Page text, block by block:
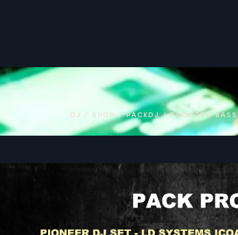
DJ / SHOP / PACKDJ / PACK PRO BASS